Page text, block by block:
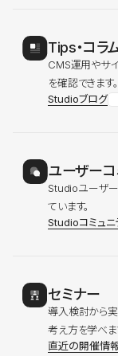
Tips・コラ
CMS運用やサ
を確認できます。
Studioブログ
ユーザーコ
Studioユーザー
ています。
Studioコミュニ
セミナー
導入検討から
考え方を学べま
直近の開催情